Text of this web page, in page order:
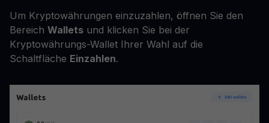
Um Kryptowährungen einzuzahlen, öffnen Sie den
Bereich Wallets und klicken Sie bei der
Kryptowährungs-Wallet Ihrer Wahl auf die
Schaltfläche Einzahlen.